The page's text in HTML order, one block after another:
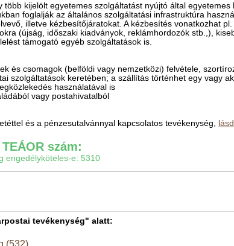
kijelölt egyetemes szolgáltatást nyújtó által
foglalják az általános szolgáltatási infrastruktúra
illetve kézbesítőjáratokat. A kézbesítés vonatkozhat
(újság, időszaki kiadványok, reklámhordozók stb.,),
támogató egyéb szolgáltatások is.
és csomagok (belföldi vagy nemzetközi) felvétele,
szolgáltatások keretében; a szállítás történhet egy vagy
használatával is
vagy postahivatalból
és a pénzesutalvánnyal kapcsolatos tevékenység,
szám:
engedélyköteles-e: 5310
tevékenység" alatt: